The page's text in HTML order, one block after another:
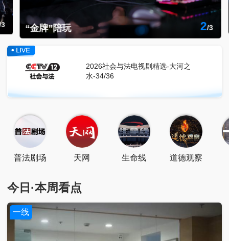
点击关注
点击下载
“金牌”陪玩 2/3
2026社会与法电视剧精选-大河之
水-34/36
普法剧场 天网 生命线 道德观察
今日·本周看点
一线